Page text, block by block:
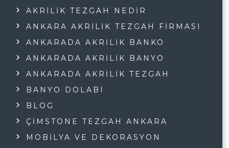
AKRILIK TEZGAH NEDIR
ANKARA AKRILIK TEZGAH FIRMASI
ANKARADA AKRILIK BANKO
ANKARADA AKRILIK BANYO
ANKARADA AKRILIK TEZGAH
BANYO DOLABI
BLOG
ÇIMSTONE TEZGAH ANKARA
MOBILYA VE DEKORASYON